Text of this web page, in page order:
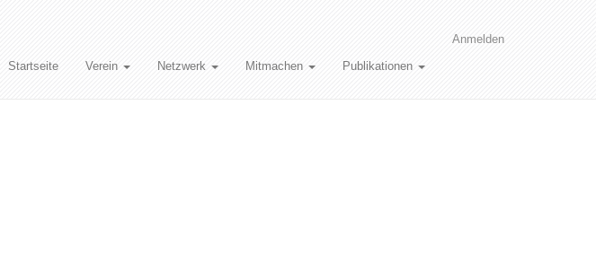
Anmelden
Startseite Verein Netzwerk Mitmachen Publikationen